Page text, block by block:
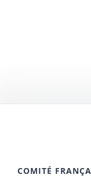
COMITÉ